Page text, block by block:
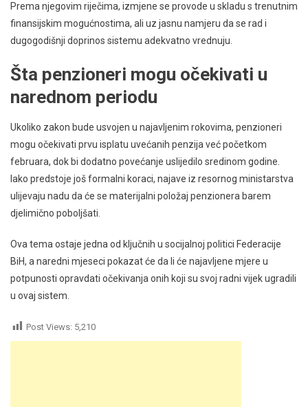
Prema njegovim riječima, izmjene se provode u skladu s trenutnim
finansijskim mogućnostima, ali uz jasnu namjeru da se rad i
dugogodišnji doprinos sistemu adekvatno vrednuju.
Šta penzioneri mogu očekivati u
narednom periodu
Ukoliko zakon bude usvojen u najavljenim rokovima, penzioneri
mogu očekivati prvu isplatu uvećanih penzija već početkom
februara, dok bi dodatno povećanje uslijedilo sredinom godine.
Iako predstoje još formalni koraci, najave iz resornog ministarstva
ulijevaju nadu da će se materijalni položaj penzionera barem
djelimično poboljšati.
Ova tema ostaje jedna od ključnih u socijalnoj politici Federacije
BiH, a naredni mjeseci pokazat će da li će najavljene mjere u
potpunosti opravdati očekivanja onih koji su svoj radni vijek ugradili
u ovaj sistem.
Post Views: 5,210